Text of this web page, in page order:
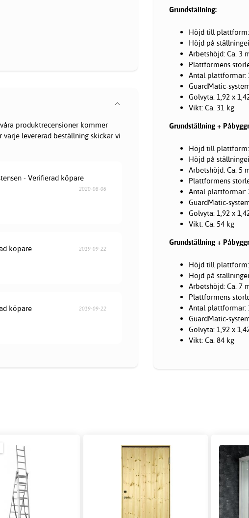
Grundställning:
Höjd till
Höjd på
Arbetshöjd: Ca. 3
Plattformens
Antal plattformar:
GuardMatic-
Golvyta: 1,92 x
Vikt: Ca. 31 kg
Grundställning +
Höjd till
Höjd på
Arbetshöjd: Ca. 5
Plattformens
Antal plattformar:
GuardMatic-
Golvyta: 1,92 x
Vikt: Ca. 54 kg
Grundställning +
Höjd till plattform:
Höjd på
Arbetshöjd: Ca. 7
Plattformens
Antal plattformar:
GuardMatic-
Golvyta: 1,92 x
Vikt: Ca. 84 kg
produktrecensioner kommer
levererad beställning skickar vi
- Verifierad köpare
2020-08-06
köpare 2019-09-22
köpare 2019-09-22